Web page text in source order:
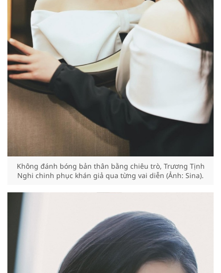
Không đánh bóng bản thân bằng chiêu trò, Trương Tịnh
Nghi chinh phục khán giả qua từng vai diễn (Ảnh: Sina).